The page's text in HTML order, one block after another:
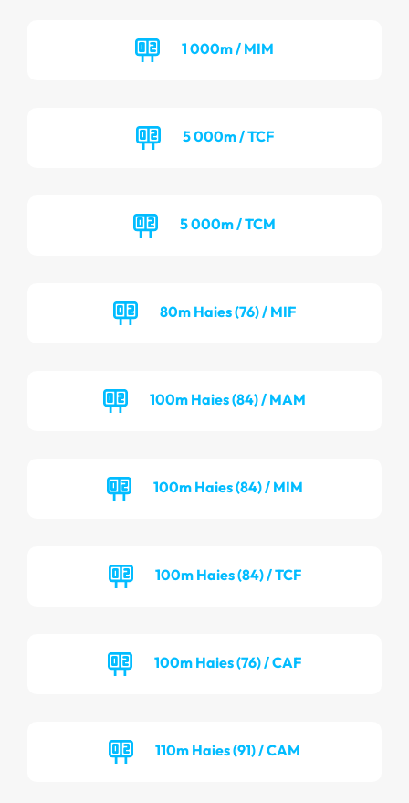
1 000m / MIM
5 000m / TCF
5 000m / TCM
80m Haies (76) / MIF
100m Haies (84) / MAM
100m Haies (84) / MIM
100m Haies (84) / TCF
100m Haies (76) / CAF
110m Haies (91) / CAM